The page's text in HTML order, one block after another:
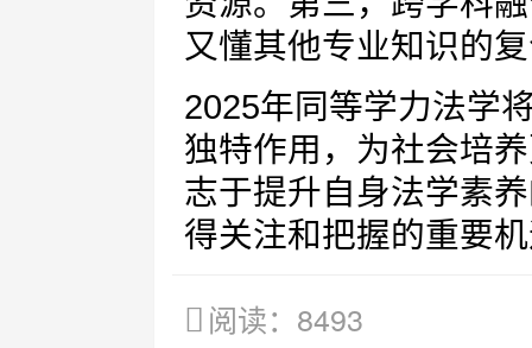
又懂其他专业知识的
2025年同等学力法学
独特作用，为社会培
志于提升自身法学素
得关注和把握的重要
阅读：8493